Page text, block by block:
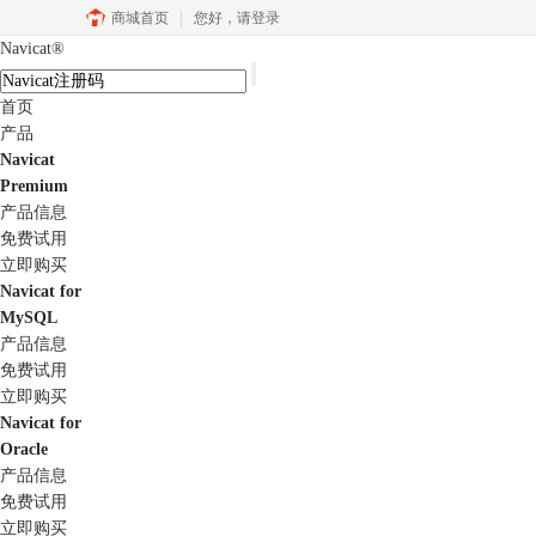
商城首页 您好， 请登录
Navicat®
首页
产品
Navicat
Premium
产品信息
免费试用
立即购买
Navicat for
MySQL
产品信息
免费试用
立即购买
Navicat for
Oracle
产品信息
免费试用
立即购买